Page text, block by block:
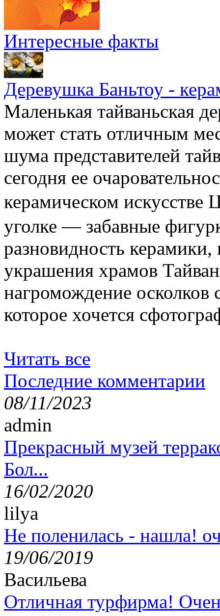
Интересные факты
Деревушка Баньтоу -
Маленькая тайваньская
может стать отличным
шума представителей
сегодня ее
керамическом
уголке — забавные
разновидность
украшения храмов
нагромождение осколков
которое хочется
Читать все
Последние комментарии
08/11/2023
admin
Прекрасный музей
Бол...
16/02/2020
lilya
Не поленилась - нашла!
19/06/2019
Васильева
Отличная турфирма!